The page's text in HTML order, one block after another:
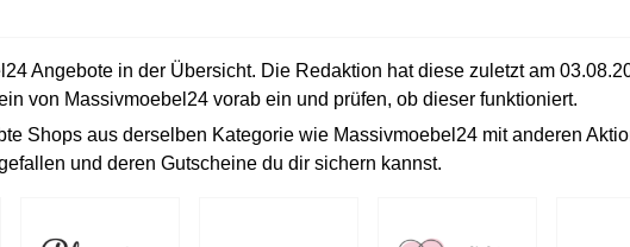
Angebote in der Übersicht. Die Redaktion hat diese zuletzt am
von Massivmoebel24 vorab ein und prüfen, ob dieser funktioniert.
Shops aus derselben Kategorie wie Massivmoebel24 mit anderen
und deren Gutscheine du dir sichern kannst.